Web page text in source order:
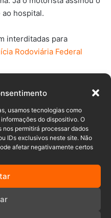
usamos tecnologias como
do dispositivo. O
permitirá processar dados
IDs exclusivos neste site. Não
afetar negativamente certos
hospital.
interditadas para
Rodoviária Federal
BR-470